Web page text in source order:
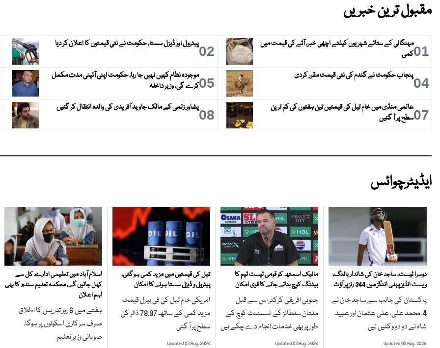
مقبول ترین خبریں
01مہنگائی کے ستائے شہریوں کیلئے اچھی خبر، آٹے کی قیمت میں
کمی
02پیٹرول اور ڈیزل سستا، حکومت نے نئی قیمتوں کا اعلان کر دیا
04پنجاب حکومت نے گندم کی نئی قیمت مقرر کردی 05موجودہ نظام کہیں نہیں جا رہا، حکومت اپنی آئینی مدت مکمل
کرے گی، وزیر داخلہ
07عالمی منڈی میں خام تیل کی قیمتیں تین ہفتوں کی کم ترین
سطح پر آ گئیں
08پشاور زلمی کے مالک جاوید آفریدی کی والدہ انتقال کر گئیں
ایڈیٹرچوائس
دوسرا ٹیسٹ، ساجد خان کی شاندار بالنگ،
ویسٹ انڈیز پہلی اننگز میں 344 رنز پر آؤٹ
پاکستان کی جانب سے ساجد خان نے
4، محمد علی، علی عثمان اور عبید
شاہ نے دو دو وکٹیں لیں
Updated 03 Aug, 2026
مائیک اسمتھ کو قومی ٹیسٹ ٹیم کا
بیٹنگ کوچ بنائے جانے کا قوی امکان
جنوبی افریقی کرکٹر اس سے قبل
ملتان سلطانز کے اسسٹنٹ کوچ کے
طور پر بھی خدمات انجام دے چکے ہیں
Updated 03 Aug, 2026
تیل کی قیمتوں میں مزید کمی ہو گئی،
پیٹرول و ڈیزل سستا ہونے کا امکان
امریکی خام تیل کی فی بیرل قیمت
مزید کمی کے ساتھ 78.97 ڈالر کی
سطح پر آ گئی
Updated 03 Aug, 2026
اسلام آباد میں تعلیمی ادارے کل سے
کھل جائیں گے، محکمہ تعلیم سندھ کا بھی
اہم اعلان
ہفتے میں 6 روز تدریس کا اطلاق
صرف سرکاری اسکولوں پر ہوگا،
صوبائی وزیر تعلیم